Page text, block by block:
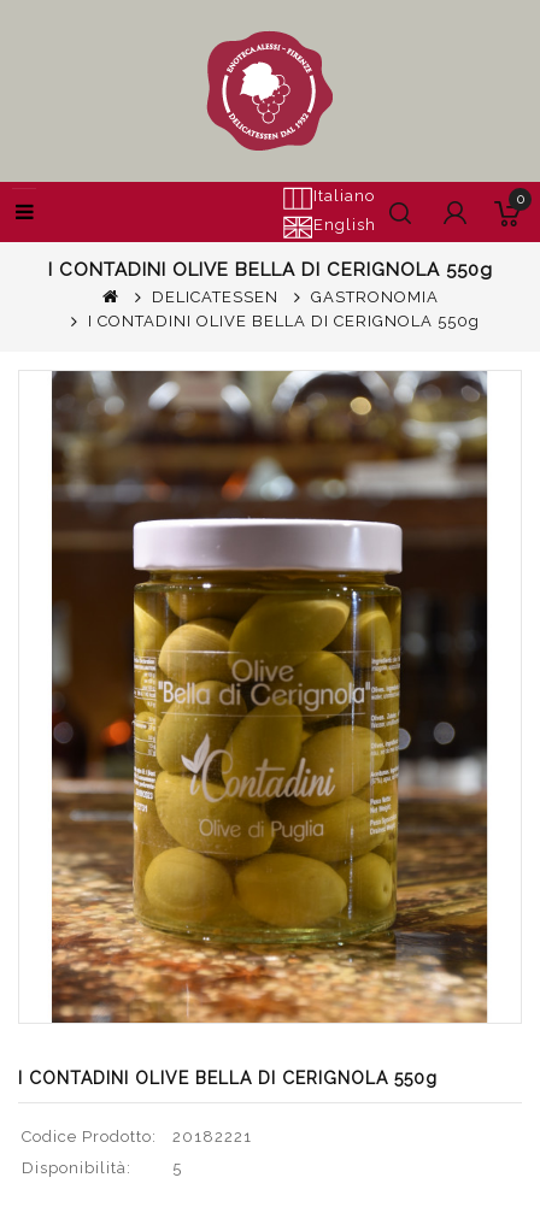
Italiano
English
0
I CONTADINI OLIVE BELLA DI CERIGNOLA 550g
DELICATESSEN
GASTRONOMIA
I CONTADINI OLIVE BELLA DI CERIGNOLA 550g
I CONTADINI OLIVE BELLA DI CERIGNOLA 550g
Codice Prodotto:
20182221
Disponibilità:
5